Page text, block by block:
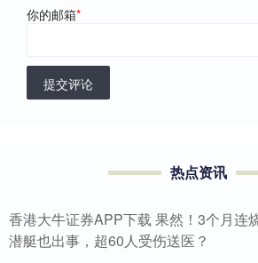
你的邮箱*
提交评论
热点资讯
香港大牛证券APP下载 果然！3个月连
潜艇也出事，超60人受伤送医？